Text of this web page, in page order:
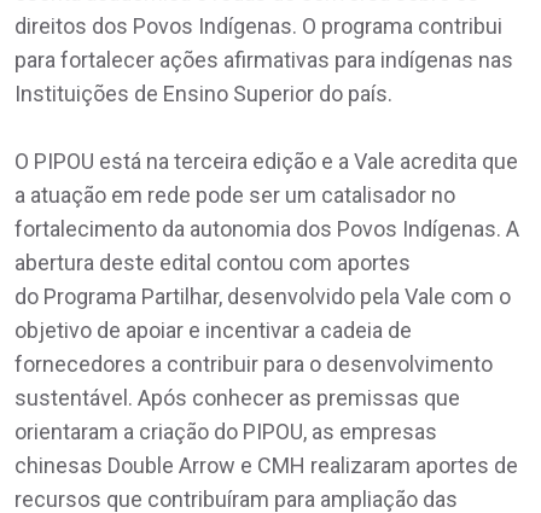
direitos dos Povos Indígenas. O programa contribui
para fortalecer ações afirmativas para indígenas nas
Instituições de Ensino Superior do país.
O PIPOU está na terceira edição e a Vale acredita que
a atuação em rede pode ser um catalisador no
fortalecimento da autonomia dos Povos Indígenas. A
abertura deste edital contou com aportes
do Programa Partilhar, desenvolvido pela Vale com o
objetivo de apoiar e incentivar a cadeia de
fornecedores a contribuir para o desenvolvimento
sustentável. Após conhecer as premissas que
orientaram a criação do PIPOU, as empresas
chinesas Double Arrow e CMH realizaram aportes de
recursos que contribuíram para ampliação das